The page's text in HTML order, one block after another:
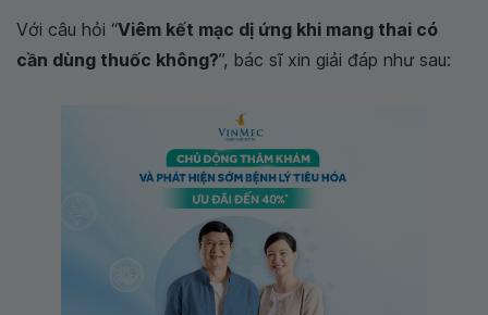
Với câu hỏi “Viêm kết mạc dị ứng khi mang thai có
cần dùng thuốc không?”, bác sĩ xin giải đáp như sau: